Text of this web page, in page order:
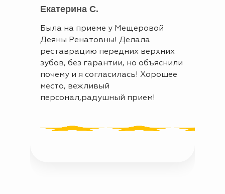
Екатерина С.
Была на приеме у Мещеровой
Деяны Ренатовны! Делала
реставрацию передних верхних
зубов, без гарантии, но объяснили
почему и я согласилась! Хорошее
место, вежливый
персонал,радушный прием!